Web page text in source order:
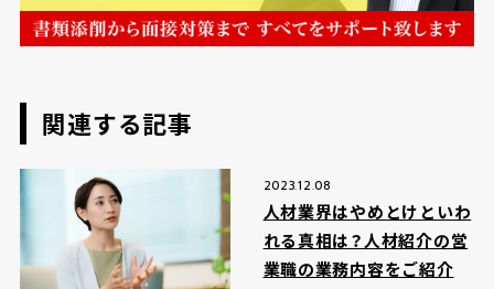
関連する記事
2023.12.08
人材業界はやめとけといわ
れる真相は？人材紹介の営
業職の業務内容をご紹介